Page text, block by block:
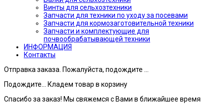
Винты для сельхозтехники
Запчасти для техники по уходу за посевами
Запчасти для кормозаготовительной техники
Запчасти и комплектующие для
почвообрабатывающей техники
ИНФОРМАЦИЯ
Контакты
Отправка заказа. Пожалуйста, подождите ...
Подождите... Кладем товар в корзину
Спасибо за заказ! Мы свяжемся с Вами в ближайшее время